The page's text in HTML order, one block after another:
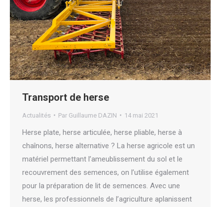
Transport de herse
Actualités Par Guillaume DAZIN 14 mai 2021
Herse plate, herse articulée, herse pliable, herse à
chaînons, herse alternative ? La herse agricole est un
matériel permettant l’ameublissement du sol et le
recouvrement des semences, on l’utilise également
pour la préparation de lit de semences. Avec une
herse, les professionnels de l’agriculture aplanissent